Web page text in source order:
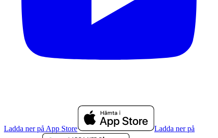
Ladda ner på App Store Ladda ner på